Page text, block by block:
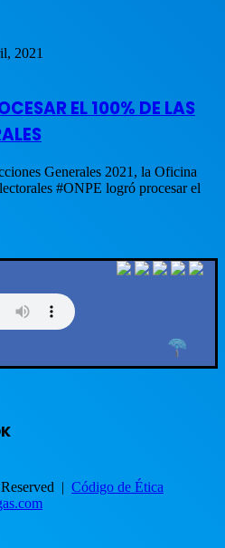
2021
EL 100% DE LAS
Generales 2021, la Oficina
#ONPE logró procesar el
| Código de Ética